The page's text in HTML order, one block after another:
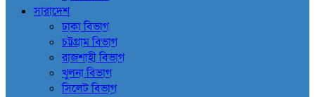
সারাদেশ
ঢাকা বিভাগ
চট্টগ্রাম বিভাগ
রাজশাহী বিভাগ
খুলনা বিভাগ
সিলেট বিভাগ